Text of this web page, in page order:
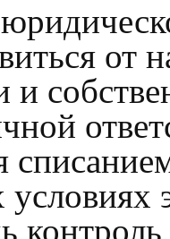
от
и